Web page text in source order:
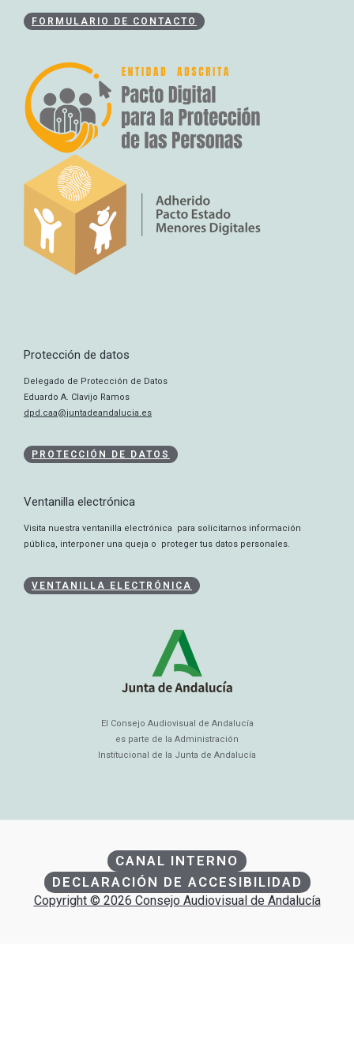
FORMULARIO DE CONTACTO
Protección de datos
Delegado de Protección de Datos
Eduardo A. Clavijo Ramos
dpd.caa@juntadeandalucia.es
PROTECCIÓN DE DATOS
Ventanilla electrónica
Visita nuestra ventanilla electrónica para solicitarnos información
pública, interponer una queja o proteger tus datos personales.
VENTANILLA ELECTRÓNICA
El Consejo Audiovisual de Andalucía
es parte de la Administración
Institucional de la Junta de Andalucía
CANAL INTERNO
DECLARACIÓN DE ACCESIBILIDAD
Copyright © 2026 Consejo Audiovisual de Andalucía